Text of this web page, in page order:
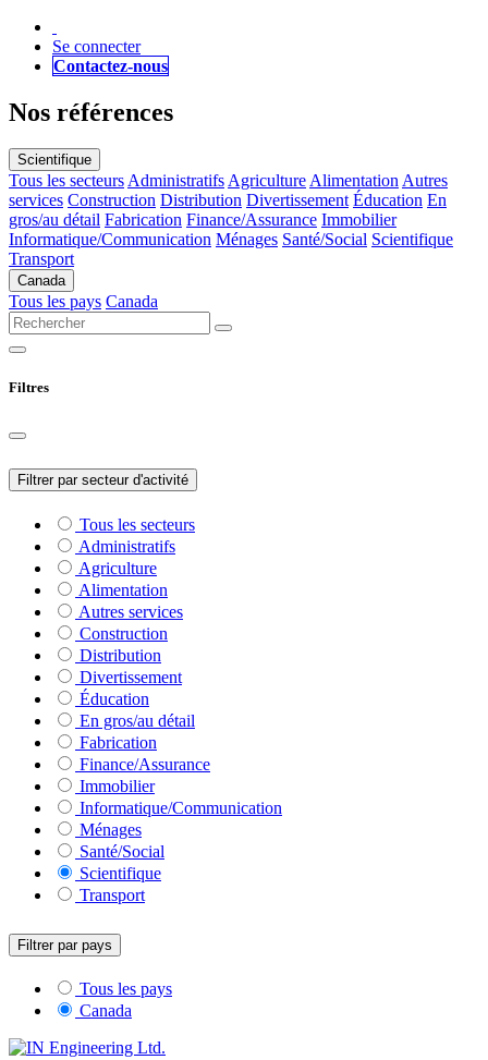
Se connecter
Contactez-nous
Nos références
Scientifique
Tous les secteursAdministratifsAgricultureAlimentationAutres
services Construction Distribution Divertissement Éducation En
gros/au détail Fabrication Finance/Assurance Immobilier
Informatique/Communication Ménages Santé/Social Scientifique
Transport
Canada
Tous les pays Canada
Filtres
Filtrer par secteur d'activité
Tous les secteurs
Administratifs
Agriculture
Alimentation
Autres services
Construction
Distribution
Divertissement
Éducation
En gros/au détail
Fabrication
Finance/Assurance
Immobilier
Informatique/Communication
Ménages
Santé/Social
Scientifique
Transport
Filtrer par pays
Tous les pays
Canada